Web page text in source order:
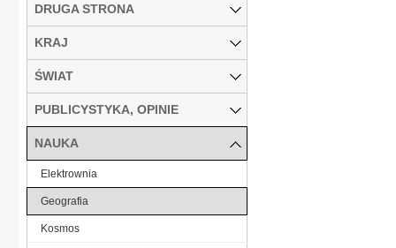
DRUGA STRONA
KRAJ
ŚWIAT
PUBLICYSTYKA, OPINIE
NAUKA
Elektrownia
Geografia
Kosmos